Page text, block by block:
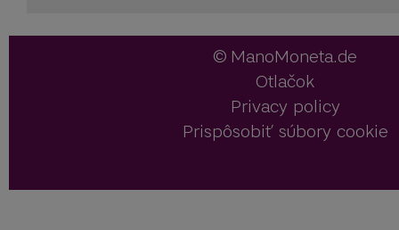
ManoMoneta.de
Otlačok
Privacy policy
Prispôsobiť súbory cookie